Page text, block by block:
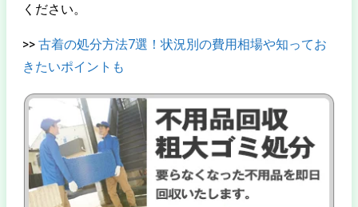
ください。
>> 古着の処分方法7選！状況別の費用相場や知ってお
きたいポイントも